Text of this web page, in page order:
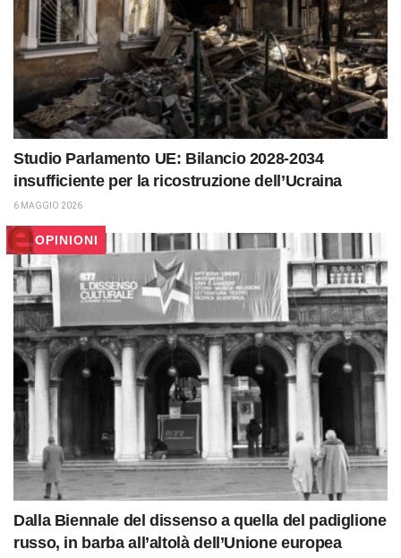
Studio Parlamento UE: Bilancio 2028-2034
insufficiente per la ricostruzione dell’Ucraina
6 MAGGIO 2026
OPINIONI
Dalla Biennale del dissenso a quella del padiglione
russo, in barba all’altolà dell’Unione europea